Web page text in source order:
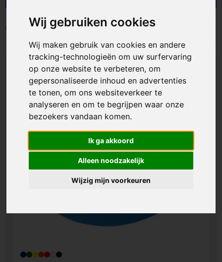
Wij gebruiken cookies
Wij maken gebruik van cookies en andere
tracking-technologieën om uw surfervaring
op onze website te verbeteren, om
gepersonaliseerde inhoud en advertenties
te tonen, om ons websiteverkeer te
analyseren en om te begrijpen waar onze
bezoekers vandaan komen.
Ik ga akkoord
Alleen noodzakelijk
Wijzig mijn voorkeuren
ontwerp. Ideaal voor op kantoor en school, maar
evengoed perfect als promotiemateriaal,
relatiegeschenk of geschenkartikel. Zo kleeft
jouw reclame straks op koelkasten, radiatoren of
magneetborden en wordt ze dagelijks gezien.
Bestel al vanaf 10 stuks, geniet van snelle
levering en ontdek ons uitgebreid assortiment.